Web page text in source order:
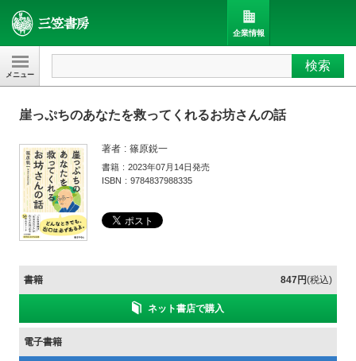
三笠書房 検索
企業情報
崖っぷちのあなたを救ってくれるお坊さんの話
著者 篠原鋭一
書籍
2023年07月14日発売
ISBN
9784837988335
書籍 847円(税込)
ネット書店で購入
電子書籍